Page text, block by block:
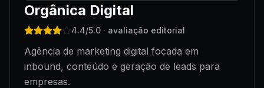
Orgânica Digital
4.4/5.0 · avaliação editorial
Agência de marketing digital focada em
inbound, conteúdo e geração de leads para
empresas.